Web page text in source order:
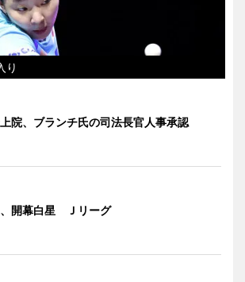
り
院、ブランチ氏の司法長官人事承認
開幕白星 Ｊリーグ